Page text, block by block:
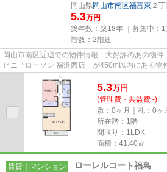
岡山県岡山市南区福富東 ２丁
5.3万円
築年数：築18年 ｜募集中：
階数：2階建
岡山市南区近辺での物件情報：大好評のあの物
ビニ「ローソン 福浜西店」が450m以内にある物
トです。周辺に2駅ありの電車通...
5.3万円
(管理費・共益費 -)
敷：0ヶ月｜礼：0ヶ
所在階：1階
間取り：1LDK
面積：41.40㎡
賃貸｜マンション ローレルコート福島